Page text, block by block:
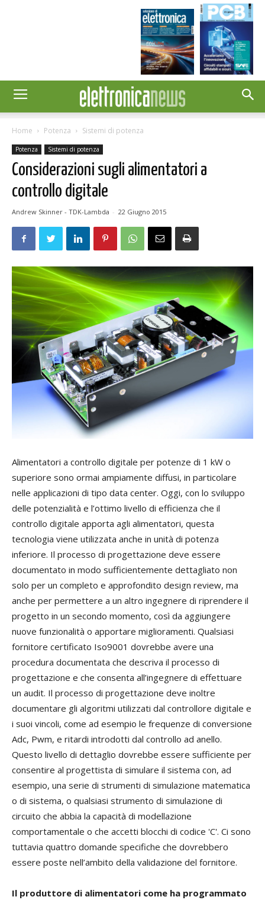
Home Potenza Sistemi di potenza
Potenza Sistemi di potenza
Considerazioni sugli alimentatori a
controllo digitale
Andrew Skinner - TDK-Lambda - 22 Giugno 2015
Alimentatori a controllo digitale per potenze di 1 kW o
superiore sono ormai ampiamente diffusi, in particolare
nelle applicazioni di tipo data center. Oggi, con lo sviluppo
delle potenzialità e l’ottimo livello di efficienza che il
controllo digitale apporta agli alimentatori, questa
tecnologia viene utilizzata anche in unità di potenza
inferiore. Il processo di progettazione deve essere
documentato in modo sufficientemente dettagliato non
solo per un completo e approfondito design review, ma
anche per permettere a un altro ingegnere di riprendere il
progetto in un secondo momento, così da aggiungere
nuove funzionalità o apportare miglioramenti. Qualsiasi
fornitore certificato Iso9001 dovrebbe avere una
procedura documentata che descriva il processo di
progettazione e che consenta all’ingegnere di effettuare
un audit. Il processo di progettazione deve inoltre
documentare gli algoritmi utilizzati dal controllore digitale e
i suoi vincoli, come ad esempio le frequenze di conversione
Adc, Pwm, e ritardi introdotti dal controllo ad anello.
Questo livello di dettaglio dovrebbe essere sufficiente per
consentire al progettista di simulare il sistema con, ad
esempio, una serie di strumenti di simulazione matematica
o di sistema, o qualsiasi strumento di simulazione di
circuito che abbia la capacità di modellazione
comportamentale o che accetti blocchi di codice 'C'. Ci sono
tuttavia quattro domande specifiche che dovrebbero
essere poste nell’ambito della validazione del fornitore.
Il produttore di alimentatori come ha programmato